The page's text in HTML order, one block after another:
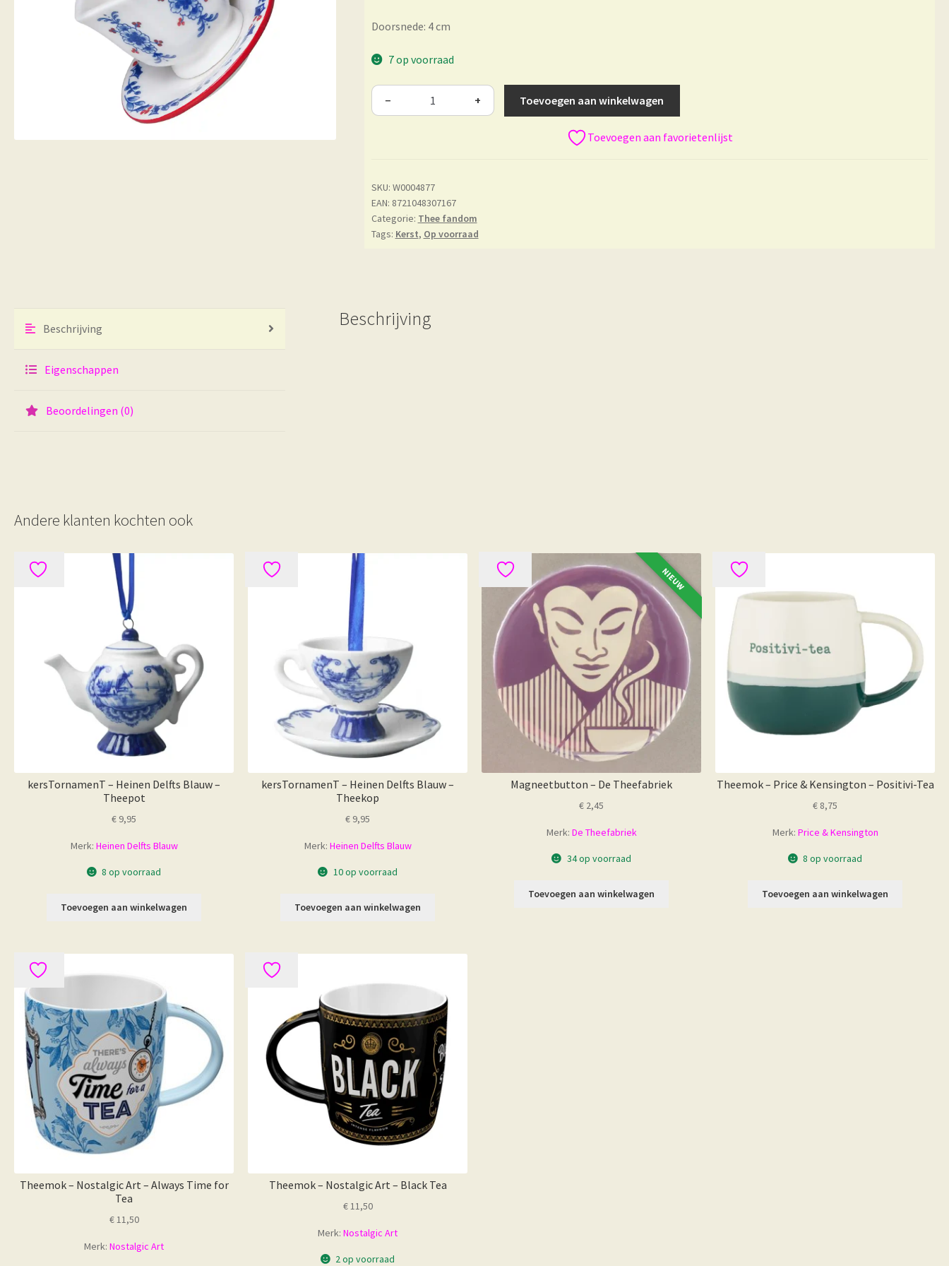
Doorsnede: 4 cm
7 op voorraad
− + Toevoegen aan winkelwagen
Toevoegen aan favorietenlijst
SKU: W0004877
EAN: 8721048307167
Categorie: Thee fandom
Tags: Kerst, Op voorraad
Beschrijving
Eigenschappen
Beoordelingen (0)
Beschrijving
Andere klanten kochten ook
kersTornamenT – Heinen Delfts Blauw –
Theepot
€ 9,95
Merk: Heinen Delfts Blauw
8 op voorraad
Toevoegen aan winkelwagen
kersTornamenT – Heinen Delfts Blauw –
Theekop
€ 9,95
Merk: Heinen Delfts Blauw
10 op voorraad
Toevoegen aan winkelwagen
NIEUW
Magneetbutton – De Theefabriek
€ 2,45
Merk: De Theefabriek
34 op voorraad
Toevoegen aan winkelwagen
Theemok – Price & Kensington – Positivi-Tea
€ 8,75
Merk: Price & Kensington
8 op voorraad
Toevoegen aan winkelwagen
Theemok – Nostalgic Art – Always Time for
Tea
€11,50
Merk: Nostalgic Art
Theemok – Nostalgic Art – Black Tea
€11,50
Merk: Nostalgic Art
2 op voorraad